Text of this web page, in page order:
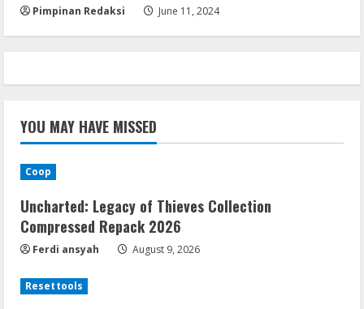
Pimpinan Redaksi June 11, 2024
YOU MAY HAVE MISSED
Coop
Uncharted: Legacy of Thieves Collection
Compressed Repack 2026
Ferdi ansyah August 9, 2026
Resettools